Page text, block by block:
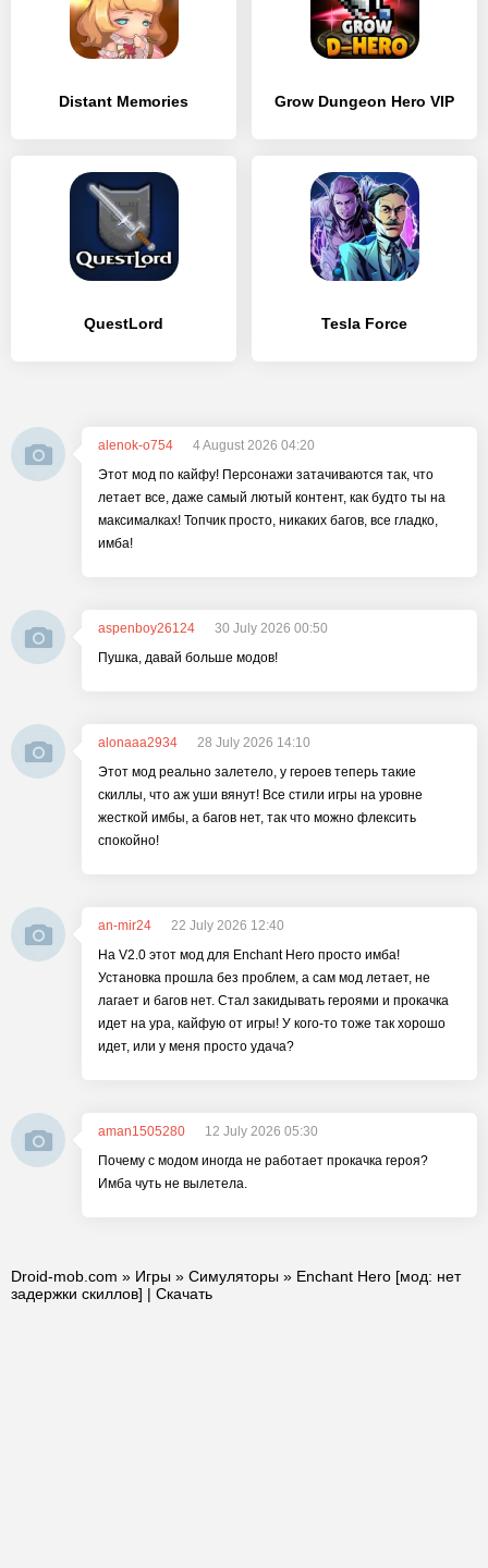
Distant Memories Grow Dungeon Hero VIP
QuestLord Tesla Force
alenok-o754
4 August 2026 04:20
Этот мод по кайфу! Персонажи затачиваются так, что
летает все, даже самый лютый контент, как будто ты на
максималках! Топчик просто, никаких багов, все гладко,
имба!
aspenboy26124
30 July 2026 00:50
Пушка, давай больше модов!
alonaaa2934
28 July 2026 14:10
Этот мод реально залетело, у героев теперь такие
скиллы, что аж уши вянут! Все стили игры на уровне
жесткой имбы, а багов нет, так что можно флексить
спокойно!
an-mir24
22 July 2026 12:40
На V2.0 этот мод для Enchant Hero просто имба!
Установка прошла без проблем, а сам мод летает, не
лагает и багов нет. Стал закидывать героями и прокачка
идет на ура, кайфую от игры! У кого-то тоже так хорошо
идет, или у меня просто удача?
aman1505280
12 July 2026 05:30
Почему с модом иногда не работает прокачка героя?
Имба чуть не вылетела.
Droid-mob.com » Игры » Симуляторы » Enchant Hero [мод: нет
задержки скиллов] | Скачать